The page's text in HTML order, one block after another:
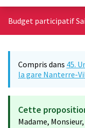
Budget participatif
Compris dans 45.
la gare Nanterre-
Cette
Madame, Monsieur,